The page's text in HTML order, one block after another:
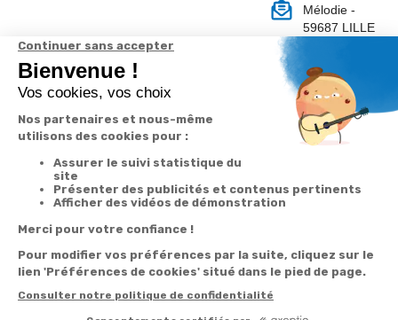
A propos de
nous
Partenariats
Avis Clients
Mélodie -
59687 LILLE
Suivez-nous
Données
personnelles et
cookies
Paramétrer
vente